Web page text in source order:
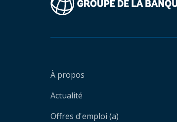
À propos
Actualité
Offres d'emploi (a)